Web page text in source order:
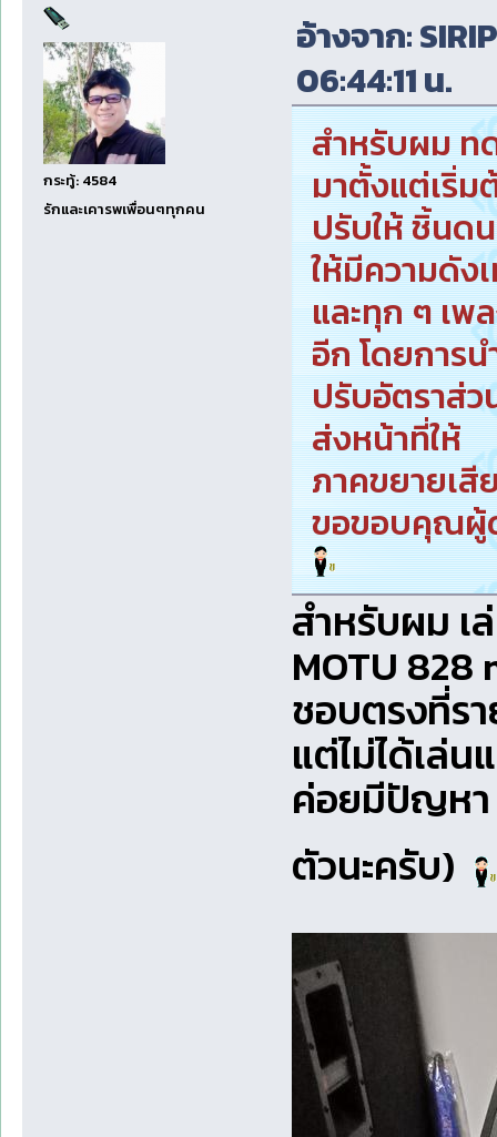
กระทู้: 4584
รักและเคารพเพื่อนๆทุกคน
อ้างจาก:
06:44:11 น.
สำหรับผม ท
มาตั้งแต่เริ่ม
ปรับให้ ชิ้นด
ให้มีความดัง
และทุก ๆ เพ
อีก โดยการ
ปรับอัตราส่ว
ส่งหน้าที่ให้
ภาคขยายเสี
ขอขอบคุณ
สำหรับผม เ
MOTU
ชอบตรงที่ร
แต่ไม่ได้เล่
ค่อยมีปัญหา
ตัวนะครับ)